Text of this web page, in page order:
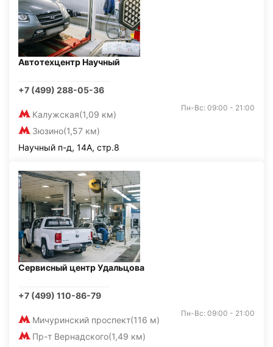
Автотехцентр Научный
+7 (499) 288-05-36
Калужская(1,09 км)
Зюзино(1,57 км)
Пн-Вс: 09:00 - 21:00
Научный п-д, 14А, стр.8
Сервисный центр Удальцова
+7 (499) 110-86-79
Мичуринский проспект(116 м)
Пр-т Вернадского(1,49 км)
Пн-Вс: 09:00 - 21:00